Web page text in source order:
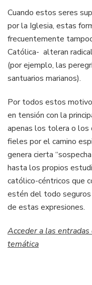
Cuando estos seres
por la Iglesia, estas
frecuentemente
Católica- alteran
(por ejemplo, las
santuarios marianos).
Por todos estos
en tensión con la
apenas los tolera o
fieles por el camino
genera cierta
hasta los propios
católico-céntricos que
estén del todo
de estas expresiones.
Acceder a las
temática